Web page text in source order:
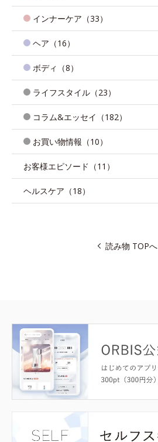
インナーケア（33）
ヘア（16）
ボディ（8）
ライフスタイル（23）
コラム&エッセイ（182）
お買い物情報（10）
お客様エピソード（11）
ヘルスケア（18）
読み物 TOPへ